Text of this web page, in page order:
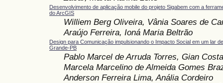
Desenvolvimento de aplicação mobile do projeto Sigabem com a
do ArcGIS
Williem Berg Oliveira, Vânia Soares de
Araújo Ferreira, Ioná Maria Beltrão
Design para Comunicação impulsionando o Impacto Social em um lar
Grande-PB
Pablo Marcel de Arruda Torres, Gian
Marcela Marcelino de Almeida Gomes
Anderson Ferreira Lima, Anália Cordeiro